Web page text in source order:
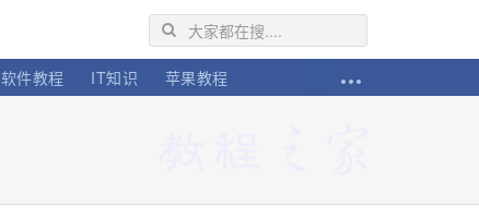
软件教程 IT知识 苹果教程